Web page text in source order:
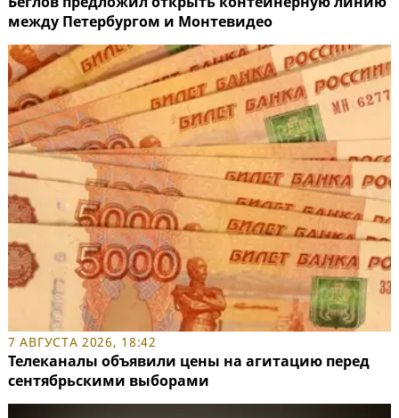
между Петербургом и Монтевидео
7 АВГУСТА 2026, 18:42
Телеканалы объявили цены на агитацию перед
сентябрьскими выборами